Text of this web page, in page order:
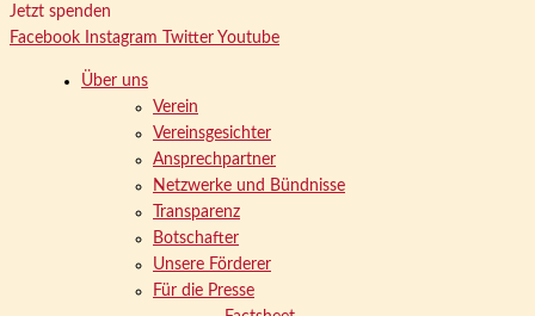
Jetzt spenden
Facebook
Instagram Twitter Youtube
Über uns
Verein
Vereinsgesichter
Ansprechpartner
Netzwerke und Bündnisse
Transparenz
Botschafter
Unsere Förderer
Für die Presse